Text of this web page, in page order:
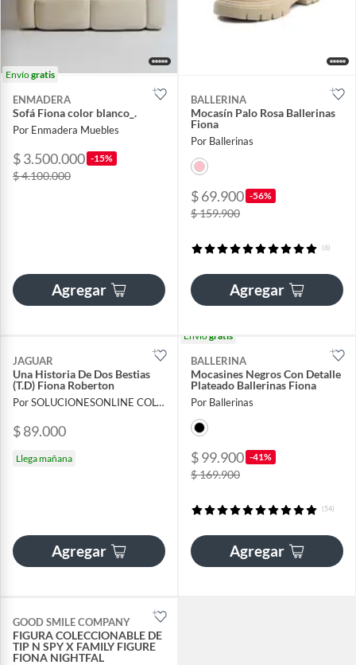
Envíogratis
ENMADERA
Sofá Fiona color blanco_.
Por Enmadera Muebles
$ 3.500.000 -15%
$ 4.100.000
Agregar
BALLERINA
Mocasín Palo Rosa Ballerinas
Fiona
Por Ballerinas
$ 69.900 -56%
$ 159.900
(6)
Agregar
JAGUAR
Una Historia De Dos Bestias
(T.D) Fiona Roberton
Por SOLUCIONESONLINE COLOMBIA SAS
$ 89.000
Llega mañana
Agregar
Envíogratis
BALLERINA
Mocasines Negros Con Detalle
Plateado Ballerinas Fiona
Por Ballerinas
$ 99.900 -41%
$ 169.900
(54)
Agregar
GOOD SMILE COMPANY
FIGURA COLECCIONABLE DE
TIP N SPY X FAMILY FIGURE
FIONA NIGHTFAL